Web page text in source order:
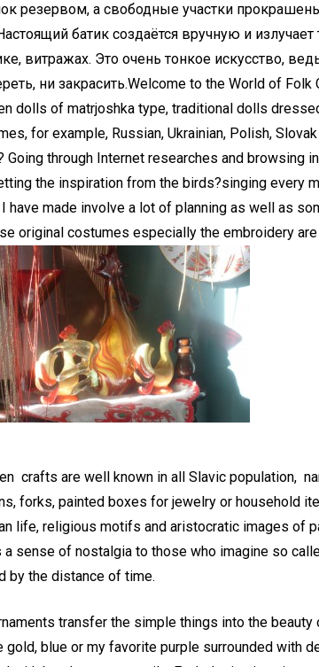
резервом, а свободные участки
батик создаётся вручную и
витражах. Это очень тонкое искусство,
ни закрасить.Welcome to the World of Folk
dolls of matrjoshka type, traditional dolls
for example, Russian, Ukrainian, Polish,
Going through Internet researches and
the inspiration from the birds?singing every
have made involve a lot of planning as well as
original costumes especially the embroidery
crafts are well known in all Slavic population,
forks, painted boxes for jewelry or household
life, religious motifs and aristocratic images of
a sense of nostalgia to those who imagine so
by the distance of time.
transfer the simple things into the
gold, blue or my favorite purple surrounded with